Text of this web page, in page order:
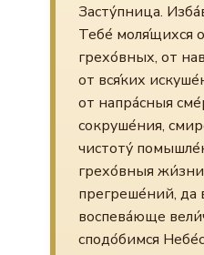
Засту́пница.
Тебе́ моля́щихся
грехо́вных, от
от вся́ких
от напра́сныя
сокруше́ния,
чистоту́
грехо́вныя
прегреше́ний, да
воспева́юще
сподо́бимся